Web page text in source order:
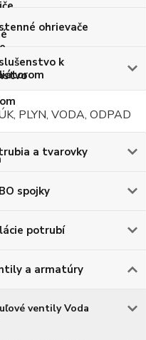
ohrievače
k
PLYN, VODA, ODPAD
a tvarovky
spojky
potrubí
a armatúry
ventily Voda